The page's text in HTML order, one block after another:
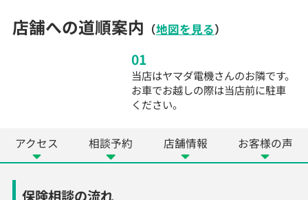
店舗への道順案内 （地図を見る）
01
当店はヤマダ電機さんのお隣です。
お車でお越しの際は当店前に駐車
ください。
アクセス 相談予約 店舗情報 お客様の声
保険相談の流れ